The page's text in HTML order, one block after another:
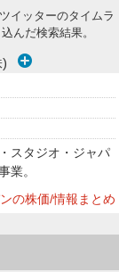
イッターのタイムラ
んだ検索結果。
スタジオ・ジャパ
業。
の株価/情報まとめ